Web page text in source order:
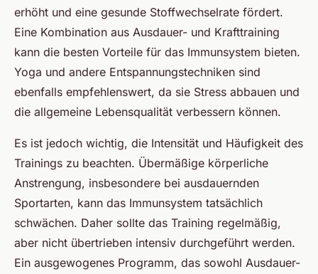
erhöht und eine gesunde Stoffwechselrate fördert.
Eine Kombination aus Ausdauer- und Krafttraining
kann die besten Vorteile für das Immunsystem bieten.
Yoga und andere Entspannungstechniken sind
ebenfalls empfehlenswert, da sie Stress abbauen und
die allgemeine Lebensqualität verbessern können.
Es ist jedoch wichtig, die Intensität und Häufigkeit des
Trainings zu beachten. Übermäßige körperliche
Anstrengung, insbesondere bei ausdauernden
Sportarten, kann das Immunsystem tatsächlich
schwächen. Daher sollte das Training regelmäßig,
aber nicht übertrieben intensiv durchgeführt werden.
Ein ausgewogenes Programm, das sowohl Ausdauer-